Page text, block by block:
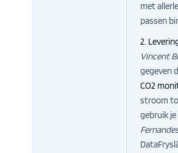
met
passen
2.
Vincent
gegeven
CO2
stroom
gebruik